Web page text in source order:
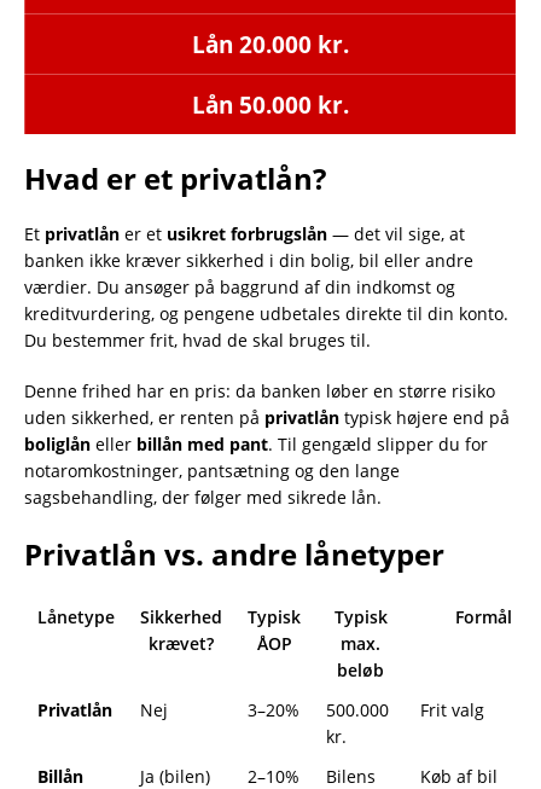
Lån 20.000 kr.
Lån 50.000 kr.
Hvad er et privatlån?
Et privatlån er et usikret forbrugslån — det vil sige, at
banken ikke kræver sikkerhed i din bolig, bil eller andre
værdier. Du ansøger på baggrund af din indkomst og
kreditvurdering, og pengene udbetales direkte til din konto.
Du bestemmer frit, hvad de skal bruges til.
Denne frihed har en pris: da banken løber en større risiko
uden sikkerhed, er renten på privatlån typisk højere end på
boliglån eller billån med pant. Til gengæld slipper du for
notaromkostninger, pantsætning og den lange
sagsbehandling, der følger med sikrede lån.
Privatlån vs. andre lånetyper
Lånetype
Sikkerhed
krævet?
Typisk
ÅOP
Typisk
max.
beløb
Formål
Privatlån Nej 3–20%
500.000
kr.
Frit valg
Billån Ja (bilen) 2–10%
Bilens
Køb af bil